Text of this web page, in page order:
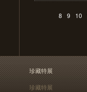
8 9 10
珍藏特展
珍藏特展